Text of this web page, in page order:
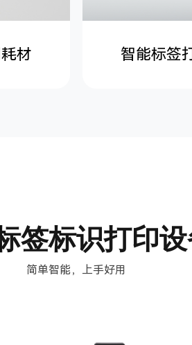
材 智能标签
签标识打印
简单智能，上手好用